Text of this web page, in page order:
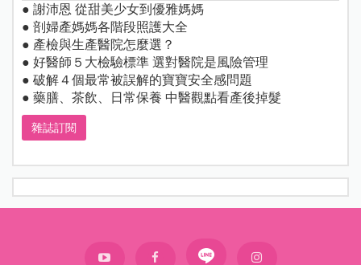
● 謝沛恩 從甜美少女到優雅媽媽
● 剖婦產媽媽各階段照護大全
● 產檢與生產醫院怎麼選？
● 好醫師５大檢驗標準 選對醫院是風險管理
● 破解４個最常被誤解的寶寶安全感問題
● 藥膳、茶飲、日常保養 中醫觀點看產後掉髮
雜誌訂閱